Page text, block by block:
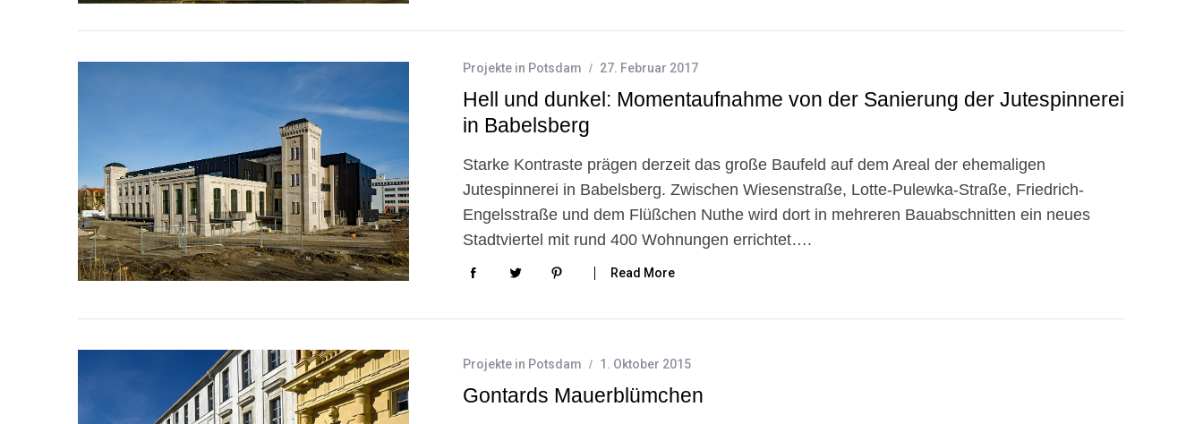
Projekte in Potsdam 27. Februar 2017
Hell und dunkel: Momentaufnahme von der Sanierung der Jutespinnerei
in Babelsberg
Starke Kontraste prägen derzeit das große Baufeld auf dem Areal der ehemaligen
Jutespinnerei in Babelsberg. Zwischen Wiesenstraße, Lotte-Pulewka-Straße, Friedrich-
Engelsstraße und dem Flüßchen Nuthe wird dort in mehreren Bauabschnitten ein neues
Stadtviertel mit rund 400 Wohnungen errichtet….
Read More
Projekte in Potsdam 1. Oktober 2015
Gontards Mauerblümchen